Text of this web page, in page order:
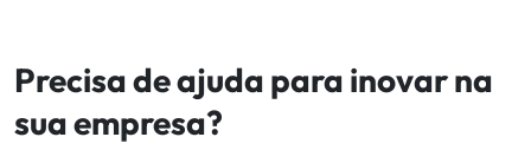
Precisa de ajuda para inovar na
sua empresa?